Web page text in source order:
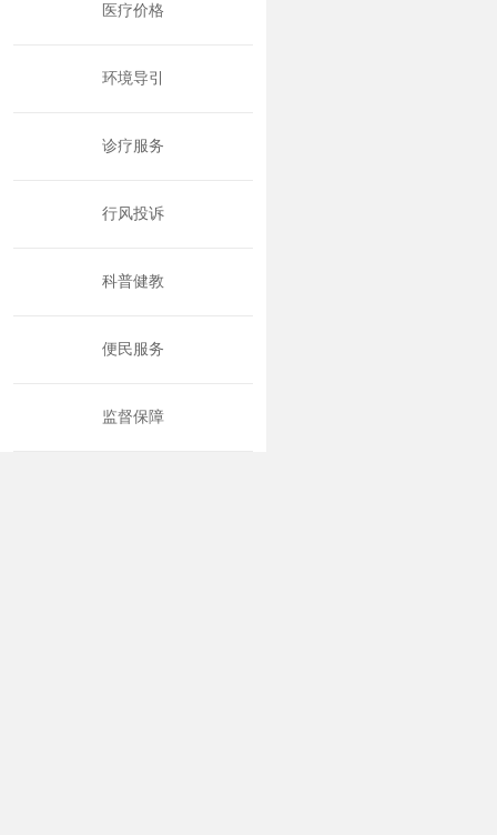
医疗价格
环境导引
诊疗服务
行风投诉
科普健教
便民服务
监督保障